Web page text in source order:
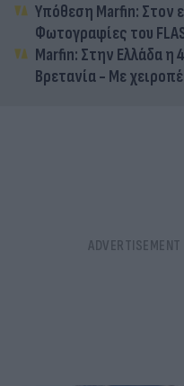
Υπόθεση Marfin: Στον
Φωτογραφίες του
Marfin: Στην Ελλάδα η
Βρετανία - Με